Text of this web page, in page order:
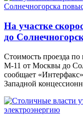
На участке
до
Стоимость проезда по
М-11 от Москвы до
сообщает
Западной